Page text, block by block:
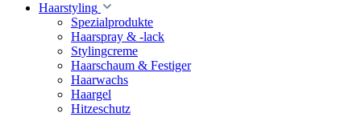
Haarstyling
Spezialprodukte
Haarspray & -lack
Stylingcreme
Haarschaum & Festiger
Haarwachs
Haargel
Hitzeschutz